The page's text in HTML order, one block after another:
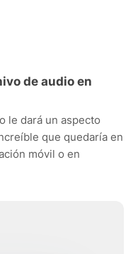
de audio en
le dará un aspecto
que quedaría en
móvil o en